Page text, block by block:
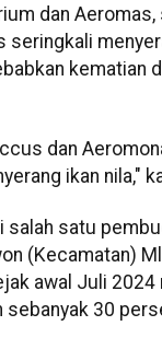
dan Aeromas,
seringkali
kematian
dan
ikan nila,"
salah satu
(Kecamatan)
awal Juli 2024
30